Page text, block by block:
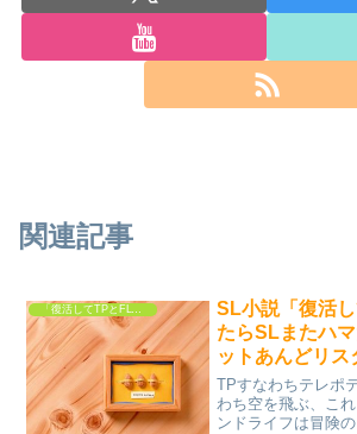
関連記事
「復活してTPとFLYやめたらSLまたハマたw」
SL小説「復活
たらSLまたハ
ットあんどリス
TPすなわちテレポ
わち空を飛ぶ、こ
ンドライフは冒険